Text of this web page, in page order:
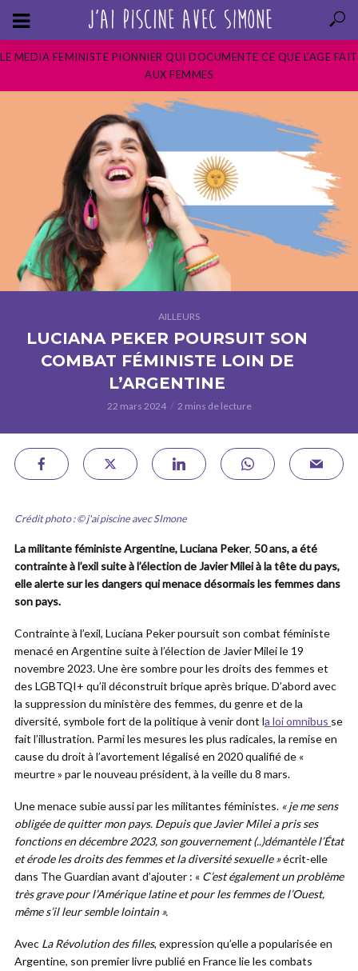
LE MEDIA FEMINISTE PIONNIER QUI DOCUMENTE CE QUE L’AGE FAIT
AUX FEMMES
AILLEURS
LUCIANA PEKER POURSUIT SON
COMBAT FÉMINISTE LOIN DE
L’ARGENTINE
22 mars 2024 2 mins de lecture
Crédit photo : © j'ai piscine avec SImone
La militante féministe Argentine, Luciana Peker, 50 ans, a été
contrainte à l’exil suite à l’élection de Javier Milei à la tête du pays,
elle alerte sur les dangers qui menace désormais les femmesdans
son pays.
Contrainte à l’exil, Luciana Peker poursuit son combat féministe
menacé en Argentine suite à l’élection de Javier Milei le 19
novembre 2023. Une ère sombre pour les droits des femmes et
des LGBTQI+ qu’il déconstruit brique après brique. D’abord avec
la suppression du ministère des femmes, du genre et de la
diversité, symbole fort de la politique à venir dont la loi omnibus se
fait l’illustration. Parmi les mesures les plus radicales, la remise en
cause du droit à l’avortement légalisé en 2020 qualifié de «
meurtre » par le nouveau président, à la veille du 8 mars.
Une menace subie aussi par les militantes féministes. « je me sens
obligée de quitter mon pays. Depuis que Javier Milei a pris ses
fonctions en décembre 2023, son gouvernement (..)démantèle l’État
et érode les droits des femmes et la diversité sexuelle »écrit-elle
dans The Guardian avant d’ajouter : « C’est également un problème
très grave pour l’Amérique latine et pour les femmes de l’Ouest,
même s’il leur semble lointain ».
Avec La Révolution des filles, expression qu’elle a popularisée en
Argentine, son premier livre publié en France lie les combats